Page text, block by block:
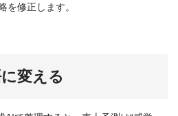
を修正します。
変える